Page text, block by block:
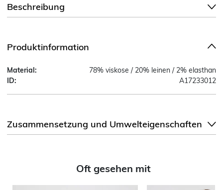
Beschreibung
Produktinformation
Material:
78% viskose / 20% leinen / 2% elasthan
ID:
A17233012
Zusammensetzung und Umwelteigenschaften
Oft gesehen mit